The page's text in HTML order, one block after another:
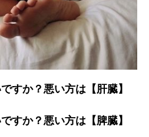
すか？悪い方は【肝臓】
すか？悪い方は【脾臓】